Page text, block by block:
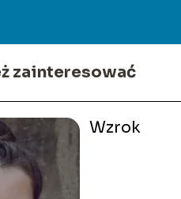
zainteresować
Wzrok